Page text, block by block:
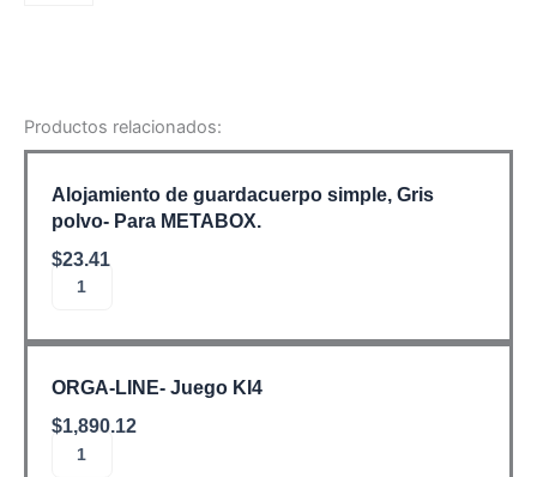
Productos relacionados:
Alojamiento de guardacuerpo simple, Gris
polvo- Para METABOX.
$23.41
Alojamiento
de
guardacuerpo
simple,
Gris
polvo-
cantidad
ORGA-LINE- Juego KI4
$1,890.12
LINE-
KI4
cantidad